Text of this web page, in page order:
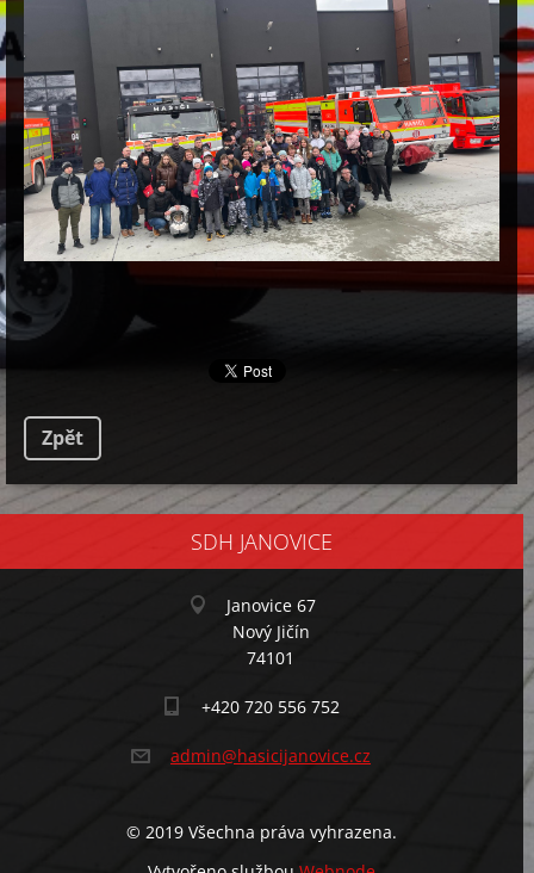
Zpět
SDH JANOVICE
Janovice 67
Nový Jičín
74101
+420 720 556 752
admin@hasicijanovice.cz
© 2019 Všechna práva vyhrazena.